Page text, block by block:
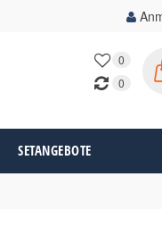
0
0
SETANGEBOTE